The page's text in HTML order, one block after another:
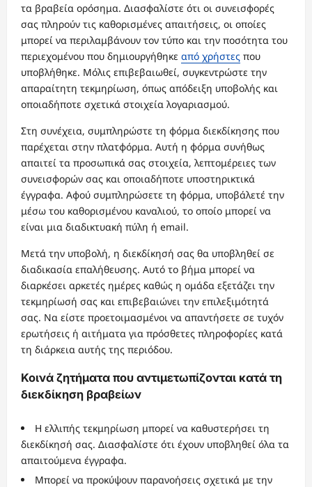
τα βραβεία ορόσημα. Διασφαλίστε ότι οι συνεισφορές
σας πληρούν τις καθορισμένες απαιτήσεις, οι οποίες
μπορεί να περιλαμβάνουν τον τύπο και την ποσότητα του
περιεχομένου που δημιουργήθηκε από χρήστες που
υποβλήθηκε. Μόλις επιβεβαιωθεί, συγκεντρώστε την
απαραίτητη τεκμηρίωση, όπως απόδειξη υποβολής και
οποιαδήποτε σχετικά στοιχεία λογαριασμού.
Στη συνέχεια, συμπληρώστε τη φόρμα διεκδίκησης που
παρέχεται στην πλατφόρμα. Αυτή η φόρμα συνήθως
απαιτεί τα προσωπικά σας στοιχεία, λεπτομέρειες των
συνεισφορών σας και οποιαδήποτε υποστηρικτικά
έγγραφα. Αφού συμπληρώσετε τη φόρμα, υποβάλετέ την
μέσω του καθορισμένου καναλιού, το οποίο μπορεί να
είναι μια διαδικτυακή πύλη ή email.
Μετά την υποβολή, η διεκδίκησή σας θα υποβληθεί σε
διαδικασία επαλήθευσης. Αυτό το βήμα μπορεί να
διαρκέσει αρκετές ημέρες καθώς η ομάδα εξετάζει την
τεκμηρίωσή σας και επιβεβαιώνει την επιλεξιμότητά
σας. Να είστε προετοιμασμένοι να απαντήσετε σε τυχόν
ερωτήσεις ή αιτήματα για πρόσθετες πληροφορίες κατά
τη διάρκεια αυτής της περιόδου.
Κοινά ζητήματα που αντιμετωπίζονται κατά τη
διεκδίκηση βραβείων
Η ελλιπής τεκμηρίωση μπορεί να καθυστερήσει τη
διεκδίκησή σας. Διασφαλίστε ότι έχουν υποβληθεί όλα τα
απαιτούμενα έγγραφα.
Μπορεί να προκύψουν παρανοήσεις σχετικά με την